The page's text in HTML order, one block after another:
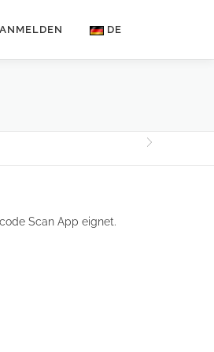
ANMELDEN DE
Scan App eignet.